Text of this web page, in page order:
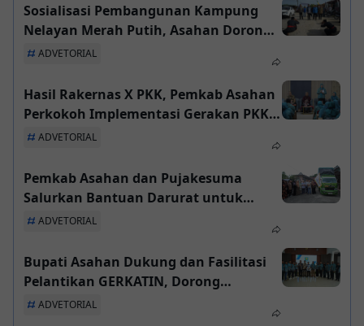
Sosialisasi Pembangunan Kampung
Nelayan Merah Putih, Asahan Dorong
Ekonomi Biru Berbasis Desa Pesisir
ADVETORIAL
Hasil Rakernas X PKK, Pemkab Asahan
Perkokoh Implementasi Gerakan PKK
di Daerah
ADVETORIAL
Pemkab Asahan dan Pujakesuma
Salurkan Bantuan Darurat untuk
Warga Terdampak Bencana Aceh
ADVETORIAL
Bupati Asahan Dukung dan Fasilitasi
Pelantikan GERKATIN, Dorong
Pembangunan Inklusif Ramah
ADVETORIAL